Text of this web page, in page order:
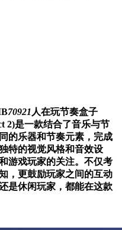
70921 人在玩节奏盒子
2)是一款结合了音乐与节
的乐器和节奏元素，完成
特的视觉风格和音效设
游戏玩家的关注。不仅考
，更鼓励玩家之间的互动
是休闲玩家，都能在这款